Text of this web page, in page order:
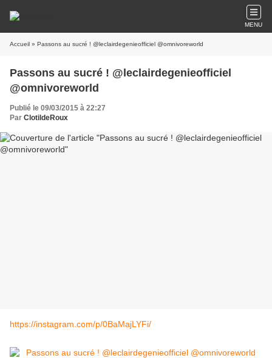
MENU
Accueil » Passons au sucré ! @leclairdegenieofficiel @omnivoreworld
Passons au sucré ! @leclairdegenieofficiel
@omnivoreworld
Publié le 09/03/2015 à 22:27
Par ClotildeRoux
https://instagram.com/p/0BaMajLYFi/